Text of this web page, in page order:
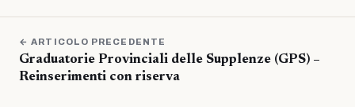
← ARTICOLO PRECEDENTE
Graduatorie Provinciali delle Supplenze (GPS) –
Reinserimenti con riserva